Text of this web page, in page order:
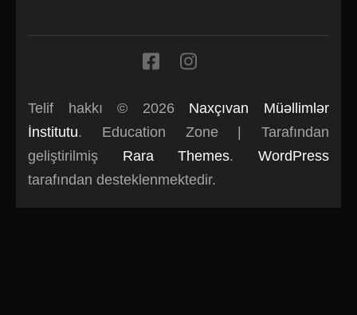
Telif hakkı © 2026 Naxçıvan Müəllimlər
İnstitutu.
Education Zone | Tarafından
geliştirilmiş Rara Themes.WordPress
tarafından desteklenmektedir.